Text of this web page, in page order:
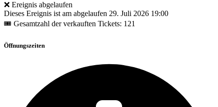
❌ Ereignis abgelaufen
Dieses Ereignis ist am abgelaufen 29. Juli 2026 19:00
🎟 Gesamtzahl der verkauften Tickets: 121
Öffnungszeiten